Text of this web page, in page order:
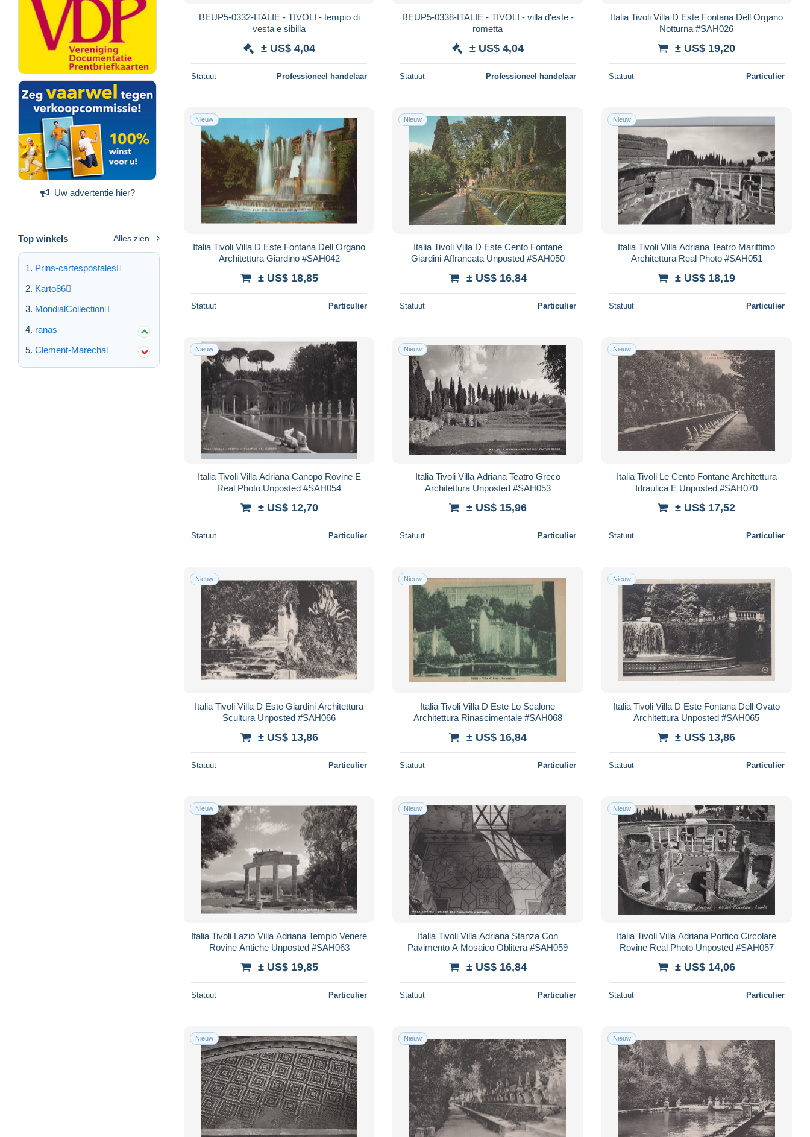
Uw advertentie hier?
Top winkels Alles zien
Prins-cartespostales
Karto86
MondialCollection
ranas
Clement-Marechal
BEUP5-0332-ITALIE - TIVOLI - tempio di
vesta e sibilla
± US$ 4,04
Statuut Professioneel handelaar
BEUP5-0338-ITALIE - TIVOLI - villa d'este -
rometta
± US$ 4,04
Statuut Professioneel handelaar
Italia Tivoli Villa D Este Fontana Dell Organo
Notturna #SAH026
± US$ 19,20
Statuut Particulier
Nieuw
Italia Tivoli Villa D Este Fontana Dell Organo
Architettura Giardino #SAH042
± US$ 18,85
Statuut Particulier
Nieuw
Italia Tivoli Villa D Este Cento Fontane
Giardini Affrancata Unposted #SAH050
± US$ 16,84
Statuut Particulier
Nieuw
Italia Tivoli Villa Adriana Teatro Marittimo
Architettura Real Photo #SAH051
± US$ 18,19
Statuut Particulier
Nieuw
Italia Tivoli Villa Adriana Canopo Rovine E
Real Photo Unposted #SAH054
± US$ 12,70
Statuut Particulier
Nieuw
Italia Tivoli Villa Adriana Teatro Greco
Architettura Unposted #SAH053
± US$ 15,96
Statuut Particulier
Nieuw
Italia Tivoli Le Cento Fontane Architettura
Idraulica E Unposted #SAH070
± US$ 17,52
Statuut Particulier
Nieuw
Italia Tivoli Villa D Este Giardini Architettura
Scultura Unposted #SAH066
± US$ 13,86
Statuut Particulier
Nieuw
Italia Tivoli Villa D Este Lo Scalone
Architettura Rinascimentale #SAH068
± US$ 16,84
Statuut Particulier
Nieuw
Italia Tivoli Villa D Este Fontana Dell Ovato
Architettura Unposted #SAH065
± US$ 13,86
Statuut Particulier
Nieuw
Italia Tivoli Lazio Villa Adriana Tempio Venere
Rovine Antiche Unposted #SAH063
± US$ 19,85
Statuut Particulier
Nieuw
Italia Tivoli Villa Adriana Stanza Con
Pavimento A Mosaico Oblitera #SAH059
± US$ 16,84
Statuut Particulier
Nieuw
Italia Tivoli Villa Adriana Portico Circolare
Rovine Real Photo Unposted #SAH057
± US$ 14,06
Statuut Particulier
Nieuw Nieuw Nieuw